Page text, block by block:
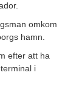
omkom
hamn.
efter att ha
i